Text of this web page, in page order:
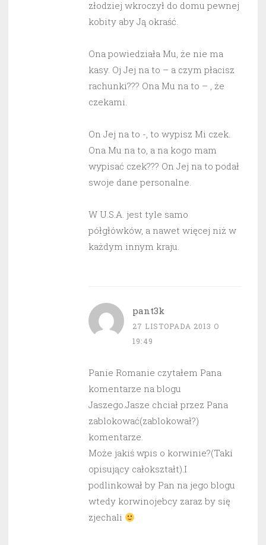
złodziej wkroczył do domu pewnej
kobity aby Ją okraść.
Ona powiedziała Mu, że nie ma
kasy. Oj Jej na to – a czym płacisz
rachunki??? Ona Mu na to – , że
czekami.
On Jej na to -, to wypisz Mi czek.
Ona Mu na to, a na kogo mam
wypisać czek??? On Jej na to podał
swoje dane personalne.
W U.S.A. jest tyle samo
półgłówków, a nawet więcej niż w
każdym innym kraju.
pant3k
27 LISTOPADA 2013 O
19:49
Panie Romanie czytałem Pana
komentarze na blogu
Jaszego.Jasze chciał przez Pana
zablokować(zablokował?)
komentarze.
Może jakiś wpis o korwinie?(Taki
opisujący całokształt).I
podlinkował by Pan na jego blogu
wtedy korwinojebcy zaraz by się
zjechali